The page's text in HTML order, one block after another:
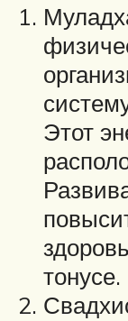
Этот
тонусе.